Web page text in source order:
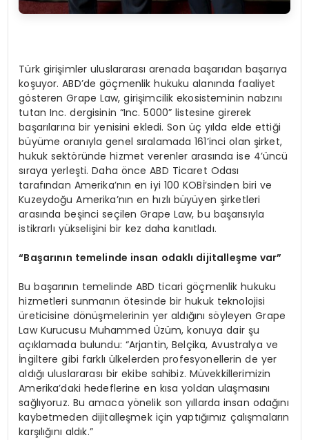
Türk girişimler uluslararası arenada başarıdan başarıya
koşuyor. ABD’de göçmenlik hukuku alanında faaliyet
gösteren Grape Law, girişimcilik ekosisteminin nabzını
tutan Inc. dergisinin “Inc. 5000” listesine girerek
başarılarına bir yenisini ekledi. Son üç yılda elde ettiği
büyüme oranıyla genel sıralamada 161’inci olan şirket,
hukuk sektöründe hizmet verenler arasında ise 4’üncü
sıraya yerleşti. Daha önce ABD Ticaret Odası
tarafından Amerika’nın en iyi 100 KOBİ’sinden biri ve
Kuzeydoğu Amerika’nın en hızlı büyüyen şirketleri
arasında beşinci seçilen Grape Law, bu başarısıyla
istikrarlı yükselişini bir kez daha kanıtladı.
“Başarının temelinde insan odaklı dijitalleşme var”
Bu başarının temelinde ABD ticari göçmenlik hukuku
hizmetleri sunmanın ötesinde bir hukuk teknolojisi
üreticisine dönüşmelerinin yer aldığını söyleyen Grape
Law Kurucusu Muhammed Üzüm, konuya dair şu
açıklamada bulundu: “Arjantin, Belçika, Avustralya ve
İngiltere gibi farklı ülkelerden profesyonellerin de yer
aldığı uluslararası bir ekibe sahibiz. Müvekkillerimizin
Amerika’daki hedeflerine en kısa yoldan ulaşmasını
sağlıyoruz. Bu amaca yönelik son yıllarda insan odağını
kaybetmeden dijitalleşmek için yaptığımız çalışmaların
karşılığını aldık.”